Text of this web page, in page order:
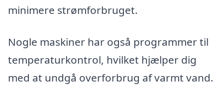
minimere strømforbruget.
Nogle maskiner har også programmer til
temperaturkontrol, hvilket hjælper dig
med at undgå overforbrug af varmt vand.